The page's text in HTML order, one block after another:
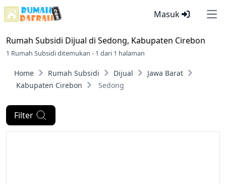
Masuk
Rumah Subsidi Dijual di Sedong, Kabupaten Cirebon
1 Rumah Subsidi ditemukan - 1 dari 1 halaman
Home Rumah Subsidi Dijual
Jawa Barat
Kabupaten Cirebon
Sedong
Filter